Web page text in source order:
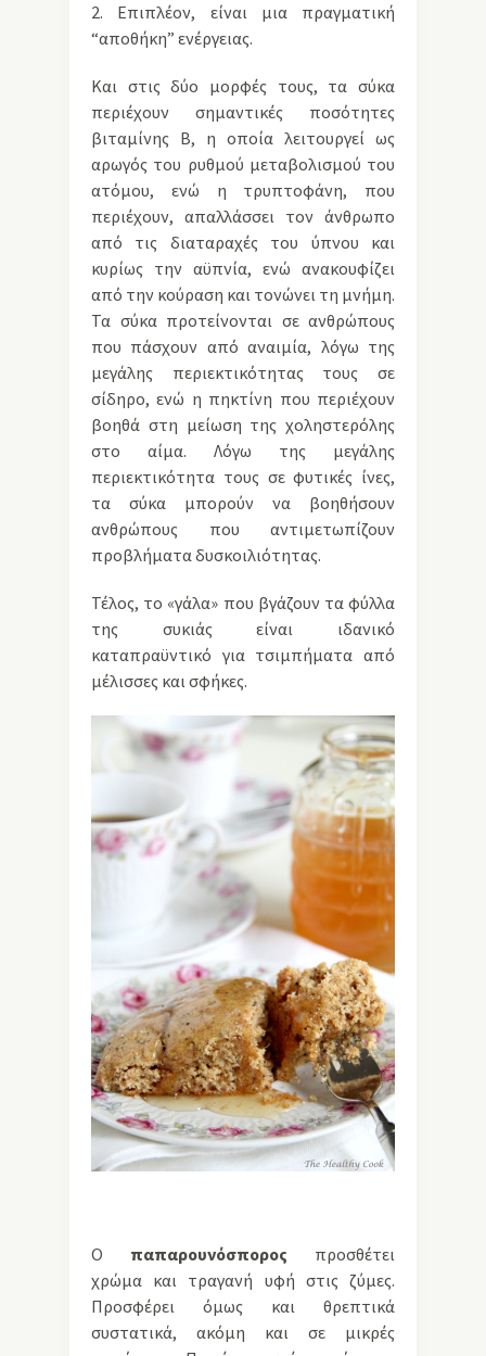
2. Επιπλέον, είναι μια πραγματική
“αποθήκη” ενέργειας.
Και στις δύο μορφές τους, τα σύκα
περιέχουν σημαντικές ποσότητες
βιταμίνης Β, η οποία λειτουργεί ως
αρωγός του ρυθμού μεταβολισμού του
ατόμου, ενώ η τρυπτοφάνη, που
περιέχουν, απαλλάσσει τον άνθρωπο
από τις διαταραχές του ύπνου και
κυρίως την αϋπνία, ενώ ανακουφίζει
από την κούραση και τονώνει τη μνήμη.
Τα σύκα προτείνονται σε ανθρώπους
που πάσχουν από αναιμία, λόγω της
μεγάλης περιεκτικότητας τους σε
σίδηρο, ενώ η πηκτίνη που περιέχουν
βοηθά στη μείωση της χοληστερόλης
στο αίμα. Λόγω της μεγάλης
περιεκτικότητα τους σε φυτικές ίνες,
τα σύκα μπορούν να βοηθήσουν
ανθρώπους που αντιμετωπίζουν
προβλήματα δυσκοιλιότητας.
Τέλος, το «γάλα» που βγάζουν τα φύλλα
της συκιάς είναι ιδανικό
καταπραϋντικό για τσιμπήματα από
μέλισσες και σφήκες.
Ο παπαρουνόσπορος προσθέτει
χρώμα και τραγανή υφή στις ζύμες.
Προσφέρει όμως και θρεπτικά
συστατικά, ακόμη και σε μικρές